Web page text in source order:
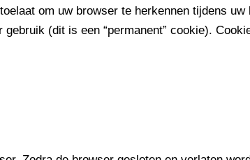
om uw browser te herkennen tijdens
(dit is een “permanent” cookie).